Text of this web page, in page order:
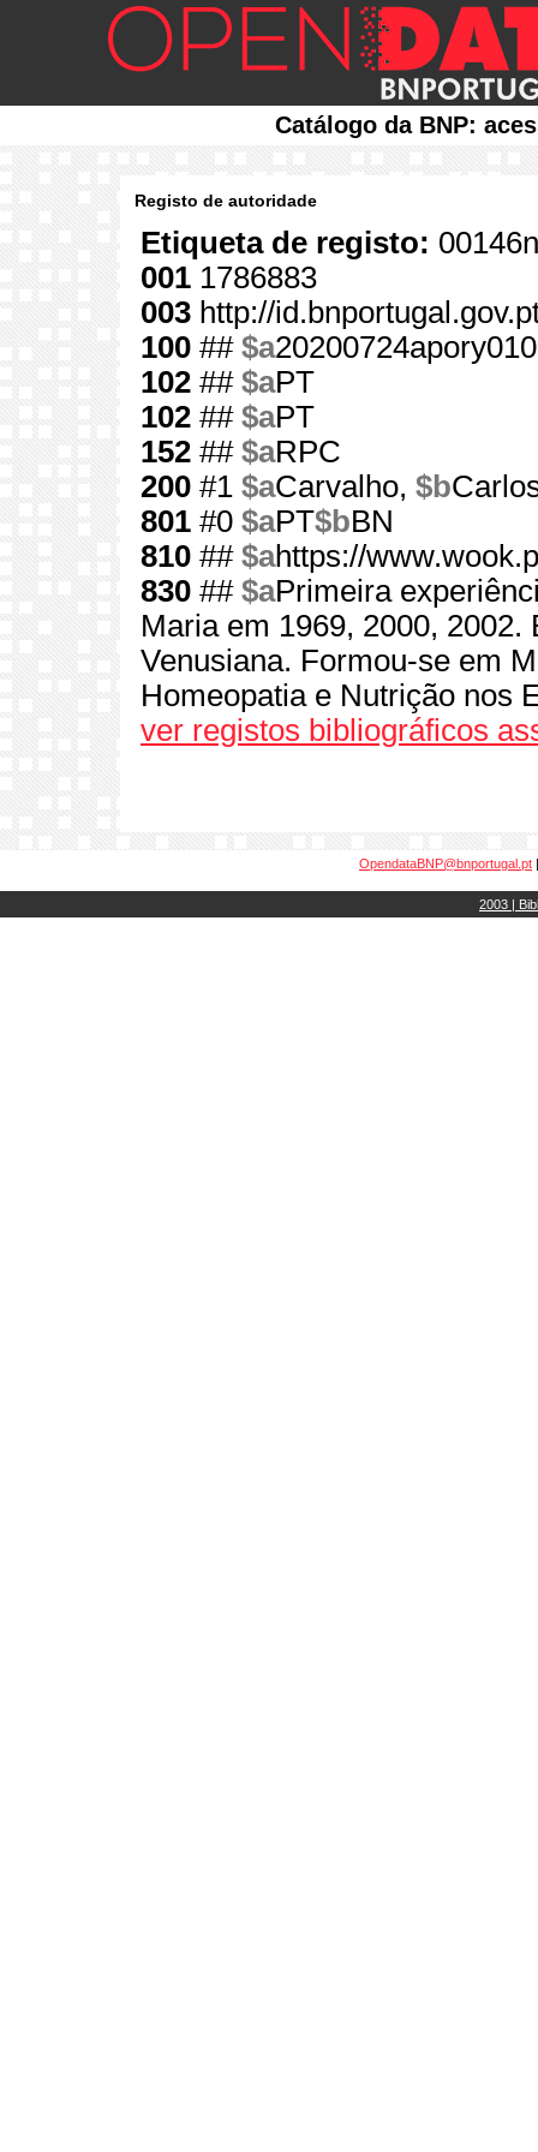
Catálogo da BNP:
Registo de autoridade
Etiqueta de registo:
001 1786883
003 http://
100 ## $a
102 ## $aPT
102 ## $aPT
152 ## $aRPC
200 #1 $aCarvalho, $b
801 #0 $aPT$bBN
810 ## $ahttps://
830 ## $aPrimeira
Maria em 1969, 2000,
Venusiana. Formou-se em
Homeopatia e Nutrição nos
ver registos bibliográficos
OpendataBNP@bnportugal.pt
2003 |